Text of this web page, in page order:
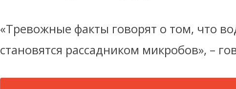
«Тревожные факты говорят о том, что
становятся рассадником микробов», –